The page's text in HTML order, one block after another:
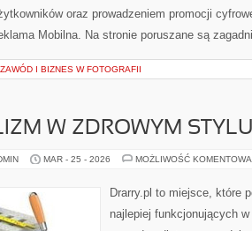
oraz prowadzeniem promocji
Mobilna. Na stronie poruszane są
ZAWÓD I BIZNES W FOTOGRAFII
W ZDROWYM
MAR - 25 - 2026 MOŻLIWOŚĆ
Drarry.pl to miejsce, które
najlepiej funkcjonujących